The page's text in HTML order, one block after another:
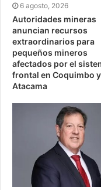
6 agosto, 2026
Autoridades mineras
anuncian recursos
extraordinarios para
pequeños mineros
afectados por el
frontal en Coquimbo y
Atacama